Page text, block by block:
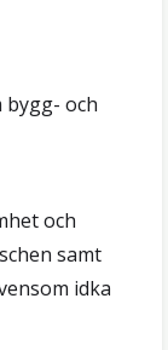
bygg- och
och
samt
idka